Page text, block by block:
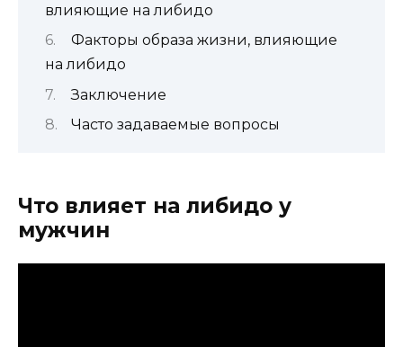
влияющие на либидо
Факторы образа жизни, влияющие
на либидо
Заключение
Часто задаваемые вопросы
Что влияет на либидо у
мужчин